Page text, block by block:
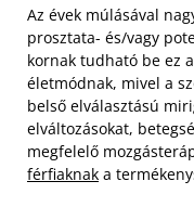
Az évek múlásával
prosztata- és/vagy
kornak tudható be ez
életmódnak, mivel a
belső elválasztású
elváltozásokat,
megfelelő
férfiaknak a